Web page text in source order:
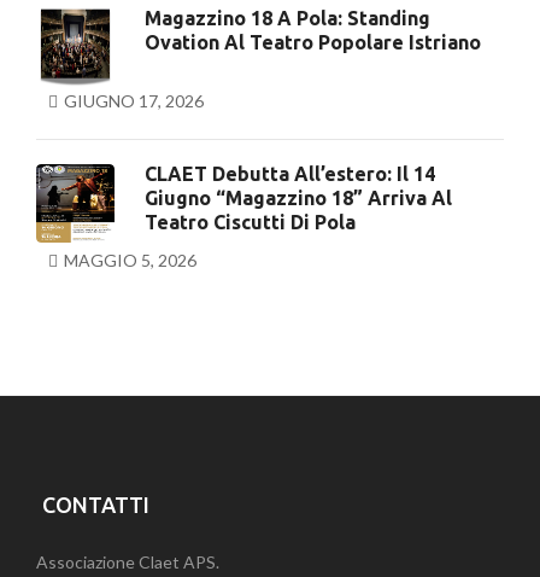
Magazzino 18 A Pola: Standing
Ovation Al Teatro Popolare Istriano
GIUGNO 17, 2026
CLAET Debutta All’estero: Il 14
Giugno “Magazzino 18” Arriva Al
Teatro Ciscutti Di Pola
MAGGIO 5, 2026
CONTATTI
Associazione Claet APS.